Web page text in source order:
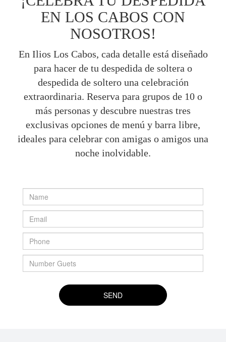
EN LOS CABOS CON
NOSOTROS!
En Ilios Los Cabos, cada detalle está diseñado
para hacer de tu despedida de soltera o
despedida de soltero una celebración
extraordinaria. Reserva para grupos de 10 o
más personas y descubre nuestras tres
exclusivas opciones de menú y barra libre,
ideales para celebrar con amigas o amigos una
noche inolvidable.
SEND